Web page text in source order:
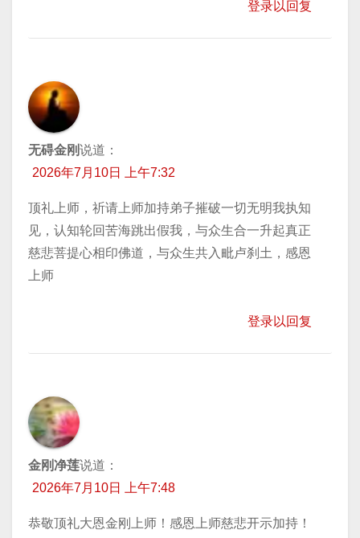
登录以回复
无碍金刚说道：
2026年7月10日 上午7:32
顶礼上师，祈请上师加持弟子摧破一切无明我执知
见，认知轮回苦海跳出假我，与众生合一升起真正
慈悲菩提心相印佛道，与众生共入毗卢刹土，感恩
上师
登录以回复
金刚净莲说道：
2026年7月10日 上午7:48
恭敬顶礼大恩金刚上师！感恩上师慈悲开示加持！